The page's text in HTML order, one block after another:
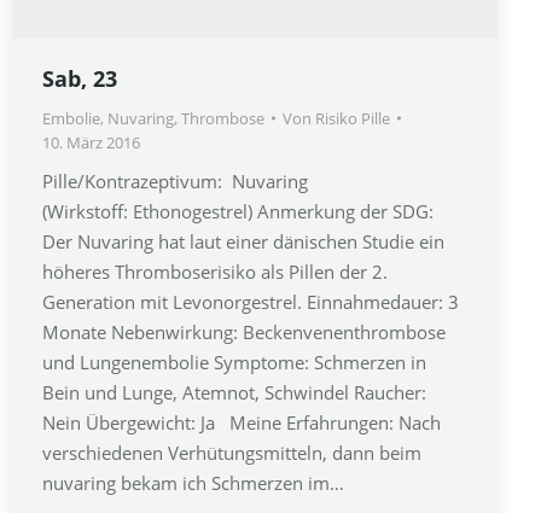
Sab, 23
Embolie, Nuvaring, Thrombose Von Risiko Pille
10. März 2016
Pille/Kontrazeptivum: Nuvaring
(Wirkstoff: Ethonogestrel) Anmerkung der SDG:
Der Nuvaring hat laut einer dänischen Studie ein
höheres Thromboserisiko als Pillen der 2.
Generation mit Levonorgestrel. Einnahmedauer: 3
Monate Nebenwirkung: Beckenvenenthrombose
und Lungenembolie Symptome: Schmerzen in
Bein und Lunge, Atemnot, Schwindel Raucher:
Nein Übergewicht: Ja Meine Erfahrungen: Nach
verschiedenen Verhütungsmitteln, dann beim
nuvaring bekam ich Schmerzen im…